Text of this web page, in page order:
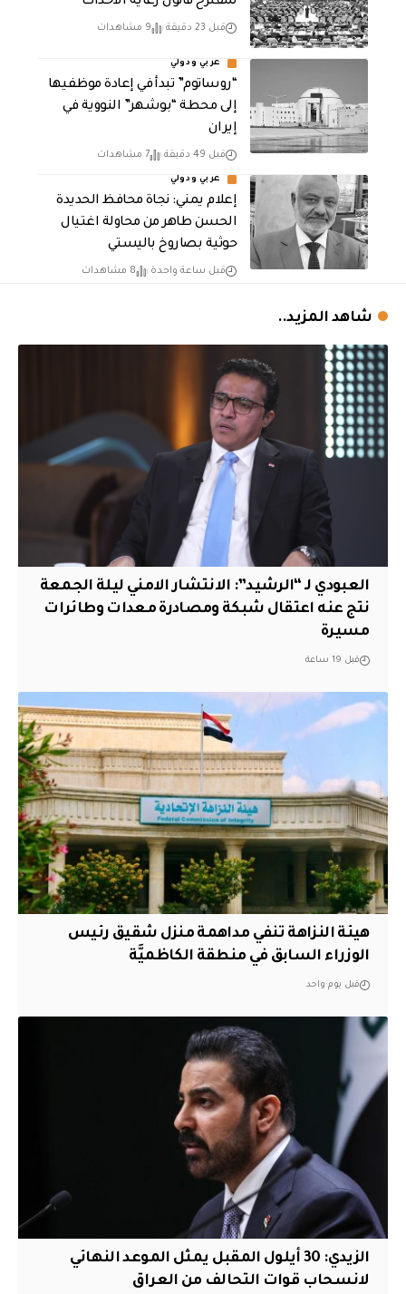
قبل 23 دقيقة 9 مشاهدات
عربي ودولي
“روساتوم” تبدأ في إعادة موظفيها
إلى محطة “بوشهر” النووية في
إيران
قبل 49 دقيقة 7 مشاهدات
عربي ودولي
إعلام يمني: نجاة محافظ الحديدة
الحسن طاهر من محاولة اغتيال
حوثية بصاروخ باليستي
قبل ساعة واحدة 8 مشاهدات
شاهد المزيد..
العبودي لـ “الرشيد”: الانتشار الامني ليلة الجمعة
نتج عنه اعتقال شبكة ومصادرة معدات وطائرات
مسيرة
قبل 19 ساعة
هيئة النزاهة تنفي مداهمة منزل شقيق رئيس
الوزراء السابق في منطقة الكاظميَّة
قبل يوم واحد
الزيدي: 30 أيلول المقبل يمثل الموعد النهائي
لانسحاب قوات التحالف من العراق